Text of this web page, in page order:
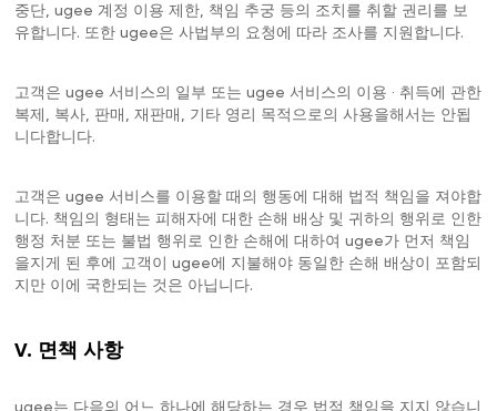
중단, ugee 계정 이용 제한, 책임 추궁 등의 조치를 취할 권리를 보
유합니다. 또한 ugee은 사법부의 요청에 따라 조사를 지원합니다.
고객은 ugee 서비스의 일부 또는 ugee 서비스의 이용 · 취득에 관한
복제, 복사, 판매, 재판매, 기타 영리 목적으로의 사용을해서는 안됩
니다합니다.
고객은 ugee 서비스를 이용할 때의 행동에 대해 법적 책임을 져야합
니다. 책임의 형태는 피해자에 대한 손해 배상 및 귀하의 행위로 인한
행정 처분 또는 불법 행위로 인한 손해에 대하여 ugee가 먼저 책임
을지게 된 후에 고객이 ugee에 지불해야 동일한 손해 배상이 포함되
지만 이에 국한되는 것은 아닙니다.
V. 면책 사항
ugee는 다음의 어느 하나에 해당하는 경우 법적 책임을 지지 않습니